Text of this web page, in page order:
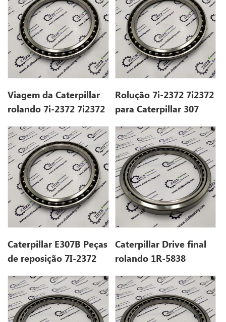
Viagem da Caterpillar
rolando 7i-2372 7i2372
Rolução 7i-2372 7i2372
para Caterpillar 307
Caterpillar E307B Peças
de reposição 7I-2372
Caterpillar Drive final
rolando 1R-5838